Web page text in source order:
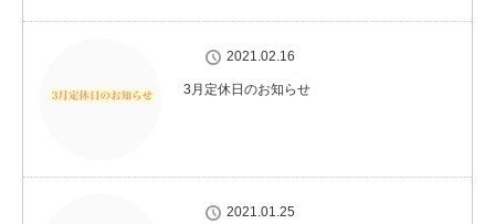
2021.02.16
3月定休日のお知らせ
2021.01.25